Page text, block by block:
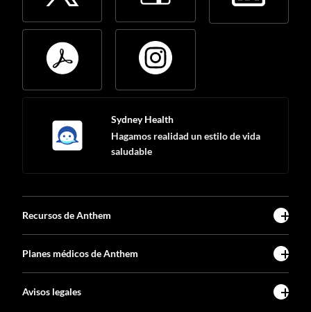
Sydney Health
Hagamos realidad un estilo de vida
saludable
Recursos de Anthem
Planes médicos de Anthem
Avisos legales